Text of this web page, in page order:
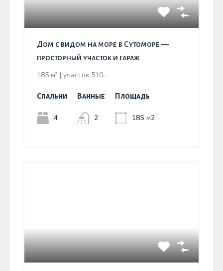
Дом с видом на море в Сутоморе —
просторный участок и гараж
185 м² | участок 510…
Спальни
4
Ванные
2
Площадь
185 м2